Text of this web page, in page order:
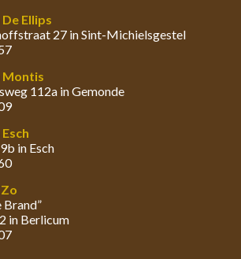
Ellips
27 in Sint-Michielsgestel
Montis
112a in Gemonde
in Esch
Brand”
in Berlicum